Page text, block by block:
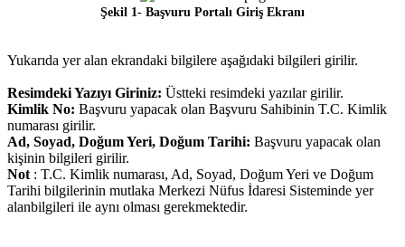
Şekil 1- Başvuru Portalı Giriş Ekranı
Yukarıda yer alan ekrandaki bilgilere aşağıdaki bilgileri girilir.
Resimdeki Yazıyı Giriniz: Üstteki resimdeki yazılar girilir.
Kimlik No: Başvuru yapacak olan Başvuru Sahibinin T.C. Kimlik
numarası girilir.
Ad, Soyad, Doğum Yeri, Doğum Tarihi: Başvuru yapacak olan
kişinin bilgileri girilir.
Not : T.C. Kimlik numarası, Ad, Soyad, Doğum Yeri ve Doğum
Tarihi bilgilerinin mutlaka Merkezi Nüfus İdaresi Sisteminde yer
alanbilgileri ile aynı olması gerekmektedir.